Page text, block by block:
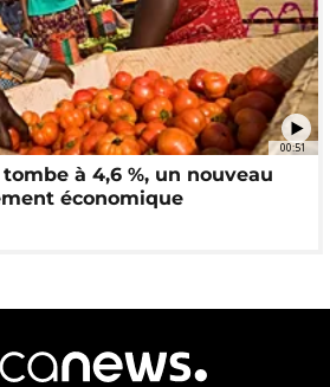
00:51
à 4,6 %, un nouveau
économique